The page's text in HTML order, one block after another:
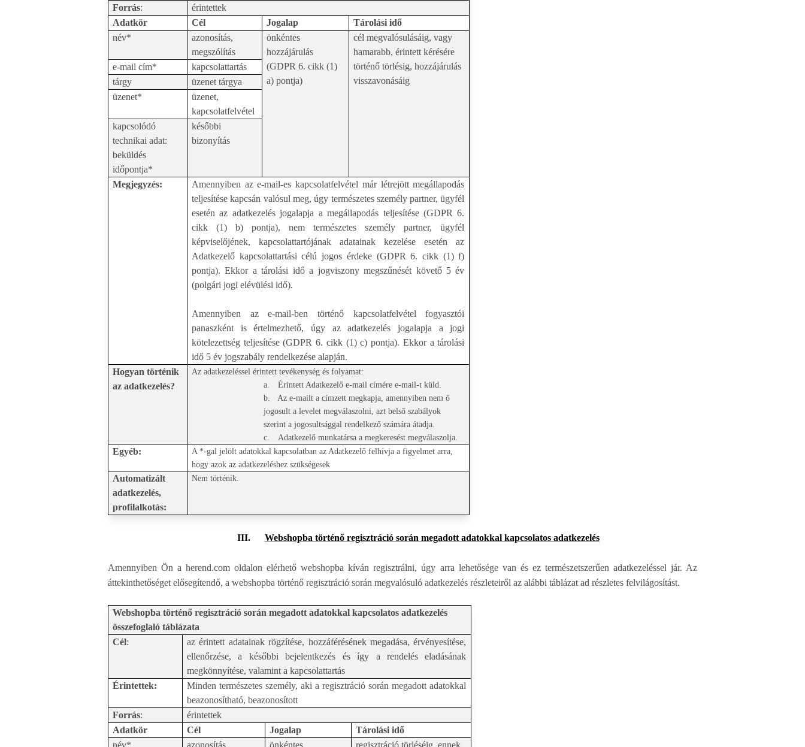
Forrás:
érintettek
Adatkör
Cél Jogalap
Tárolási idő
név*
azonosítás,
megszólítás
önkéntes
hozzájárulás
(GDPR 6. cikk (1)
a) pontja)
cél megvalósulásáig, vagy
hamarabb, érintett kérésére
történő törlésig, hozzájárulás
visszavonásáig
e-mail cím*
kapcsolattartás
tárgy
üzenet tárgya
üzenet*
üzenet,
kapcsolatfelvétel
kapcsolódó
technikai adat:
beküldés
időpontja*
későbbi
bizonyítás
Megjegyzés:
Amennyiben az e-mail-es kapcsolatfelvétel már létrejött megállapodás
teljesítése kapcsán valósul meg, úgy természetes személy partner, ügyfél
esetén az adatkezelés jogalapja a megállapodás teljesítése (GDPR 6.
cikk (1) b) pontja), nem természetes személy partner, ügyfél
képviselőjének, kapcsolattartójának adatainak kezelése esetén az
Adatkezelő kapcsolattartási célú jogos érdeke (GDPR 6. cikk (1) f)
pontja). Ekkor a tárolási idő a jogviszony megszűnését követő 5 év
(polgári jogi elévülési idő).
Amennyiben az e-mail-ben történő kapcsolatfelvétel fogyasztói
panaszként is értelmezhető, úgy az adatkezelés jogalapja a jogi
kötelezettség teljesítése (GDPR 6. cikk (1) c) pontja). Ekkor a tárolási
idő 5 év jogszabály rendelkezése alapján.
Hogyan történik
az adatkezelés?
Az adatkezeléssel érintett tevékenység és folyamat:
a.
Érintett Adatkezelő e-mail címére e-mail-t küld.
b.
Az e-mailt a címzett megkapja, amennyiben nem ő
jogosult a levelet megválaszolni, azt belső szabályok
szerint a jogosultsággal rendelkező számára átadja.
c.
Adatkezelő munkatársa a megkeresést megválaszolja.
Egyéb:
A *-gal jelölt adatokkal kapcsolatban az Adatkezelő felhívja a figyelmet arra,
hogy azok az adatkezeléshez szükségesek
Automatizált
adatkezelés,
profilalkotás:
Nem történik.
III. Webshopba történő regisztráció során megadott adatokkal kapcsolatos adatkezelés
Amennyiben Ön a herend.com oldalon elérhető webshopba kíván regisztrálni, úgy arra lehetősége van és ez természetszerűen adatkezeléssel jár. Az
áttekinthetőséget elősegítendő, a webshopba történő regisztráció során megvalósuló adatkezelés részleteiről az alábbi táblázat ad részletes felvilágosítást.
Webshopba történő regisztráció során megadott adatokkal kapcsolatos adatkezelés
összefoglaló táblázata
Cél:
az érintett adatainak rögzítése, hozzáférésének megadása, érvényesítése,
ellenőrzése, a későbbi bejelentkezés és így a rendelés eladásának
megkönnyítése, valamint a kapcsolattartás
Érintettek:
Minden természetes személy, aki a regisztráció során megadott adatokkal
beazonosítható, beazonosított
Forrás:
érintettek
Adatkör
Cél Jogalap
Tárolási idő
név*
azonosítás, önkéntes regisztráció törléséig, ennek